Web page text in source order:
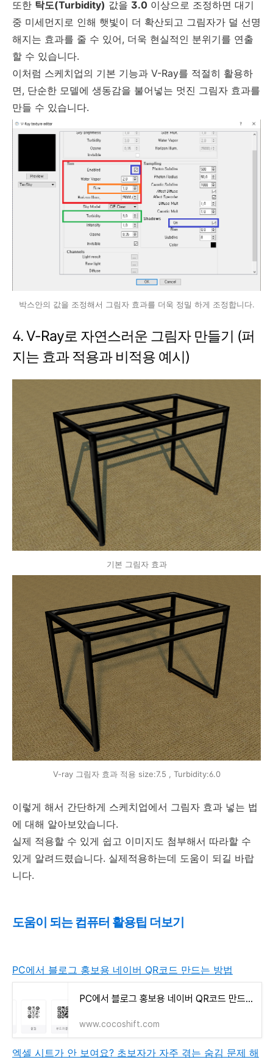
또한 탁도(Turbidity) 값을 3.0 이상으로 조정하면 대기
중 미세먼지로 인해 햇빛이 더 확산되고 그림자가 덜 선명
해지는 효과를 줄 수 있어, 더욱 현실적인 분위기를 연출
할 수 있습니다.
이처럼 스케치업의 기본 기능과 V-Ray를 적절히 활용하
면, 단순한 모델에 생동감을 불어넣는 멋진 그림자 효과를
만들 수 있습니다.
박스안의 값을 조정해서 그림자 효과를 더욱 정밀 하게 조정합니다.
4. V-Ray로 자연스러운 그림자 만들기 (퍼
지는 효과 적용과 비적용 예시)
기본 그림자 효과
V-ray 그림자 효과 적용 size:7.5 , Turbidity:6.0
이렇게 해서 간단하게 스케치업에서 그림자 효과 넣는 법
에 대해 알아보았습니다.
실제 적용할 수 있게 쉽고 이미지도 첨부해서 따라할 수
있게 알려드렸습니다. 실제적용하는데 도움이 되길 바랍
니다.
도움이 되는 컴퓨터 활용팁 더보기
PC에서 블로그 홍보용 네이버 QR코드 만드는 방법
PC에서 블로그 홍보용 네이버 QR코드 만드는 방법
www.cocoshift.com
엑셀 시트가 안 보여요? 초보자가 자주 겪는 숨김 문제 해